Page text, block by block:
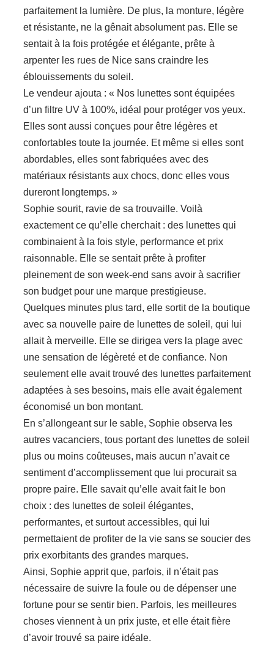
parfaitement la lumière. De plus, la monture, légère
et résistante, ne la gênait absolument pas. Elle se
sentait à la fois protégée et élégante, prête à
arpenter les rues de Nice sans craindre les
éblouissements du soleil.
Le vendeur ajouta : « Nos lunettes sont équipées
d’un filtre UV à 100%, idéal pour protéger vos yeux.
Elles sont aussi conçues pour être légères et
confortables toute la journée. Et même si elles sont
abordables, elles sont fabriquées avec des
matériaux résistants aux chocs, donc elles vous
dureront longtemps. »
Sophie sourit, ravie de sa trouvaille. Voilà
exactement ce qu’elle cherchait : des lunettes qui
combinaient à la fois style, performance et prix
raisonnable. Elle se sentait prête à profiter
pleinement de son week-end sans avoir à sacrifier
son budget pour une marque prestigieuse.
Quelques minutes plus tard, elle sortit de la boutique
avec sa nouvelle paire de lunettes de soleil, qui lui
allait à merveille. Elle se dirigea vers la plage avec
une sensation de légèreté et de confiance. Non
seulement elle avait trouvé des lunettes parfaitement
adaptées à ses besoins, mais elle avait également
économisé un bon montant.
En s’allongeant sur le sable, Sophie observa les
autres vacanciers, tous portant des lunettes de soleil
plus ou moins coûteuses, mais aucun n’avait ce
sentiment d’accomplissement que lui procurait sa
propre paire. Elle savait qu’elle avait fait le bon
choix : des lunettes de soleil élégantes,
performantes, et surtout accessibles, qui lui
permettaient de profiter de la vie sans se soucier des
prix exorbitants des grandes marques.
Ainsi, Sophie apprit que, parfois, il n’était pas
nécessaire de suivre la foule ou de dépenser une
fortune pour se sentir bien. Parfois, les meilleures
choses viennent à un prix juste, et elle était fière
d’avoir trouvé sa paire idéale.